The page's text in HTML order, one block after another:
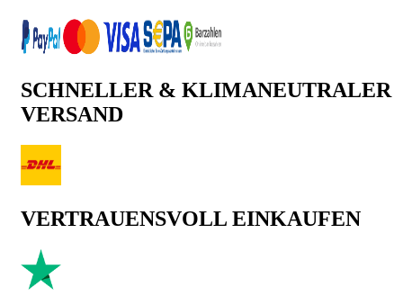
SCHNELLER & KLIMANEUTRALER
VERSAND
VERTRAUENSVOLL EINKAUFEN